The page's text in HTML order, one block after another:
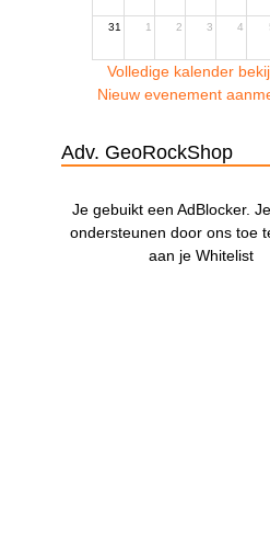
31 1 2 3 4
Volledige kalender
Nieuw evenement
Adv. GeoRockShop
Je gebuikt een AdBlocker.
ondersteunen door ons toe
aan je Whitelist